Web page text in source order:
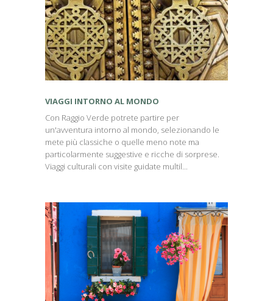
VIAGGI INTORNO AL MONDO
Con Raggio Verde potrete partire per
un'avventura intorno al mondo, selezionando le
mete più classiche o quelle meno note ma
particolarmente suggestive e ricche di sorprese.
Viaggi culturali con visite guidate multil...